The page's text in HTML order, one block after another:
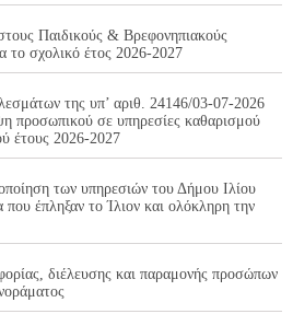
Παιδικούς & Βρεφονηπιακούς
το σχολικό έτος 2026-2027
της υπ’ αριθ. 24146/03-07-2026
προσωπικού σε υπηρεσίες καθαρισμού
έτους 2026-2027
των υπηρεσιών του Δήμου Ιλίου
που έπληξαν το Ίλιον και ολόκληρη την
διέλευσης και παραμονής προσώπων